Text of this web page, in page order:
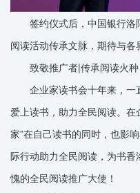
签约仪式后，中国银行洛
阅读活动传承文脉，期待与各
致敬推广者|传承阅读火种
企业家读书会十年来，一
爱上读书，助力全民阅读。
家”在自己读书的同时，也影
际行动助力全民阅读，为书
愧的全民阅读推广大使！